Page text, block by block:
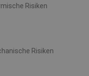
Risiken
Risiken